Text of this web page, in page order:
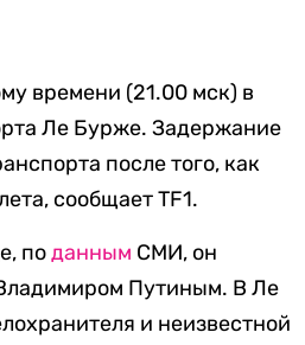
времени (21.00 мск) в
Ле Бурже. Задержание
после того, как
сообщает TF1.
поданным СМИ, он
Путиным. В Ле
и неизвестной